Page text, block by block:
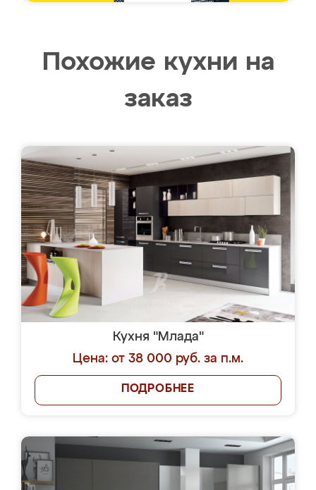
Похожие кухни на
заказ
Кухня "Млада"
Цена: от 38 000 руб. за п.м.
ПОДРОБНЕЕ